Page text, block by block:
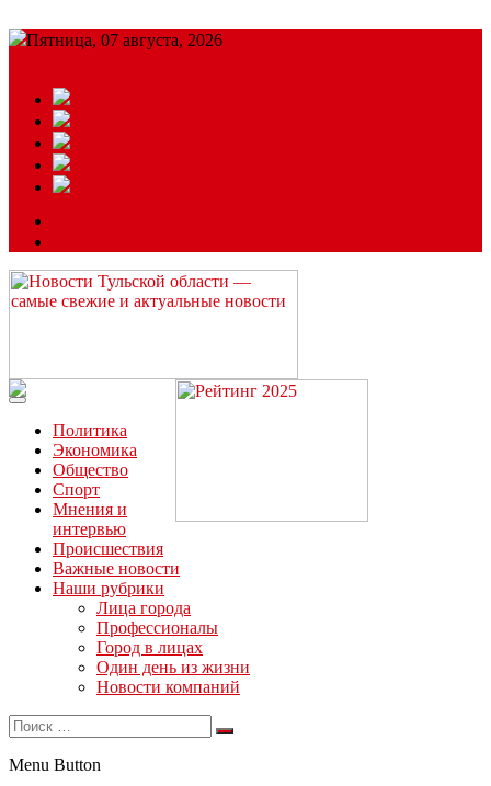
Пятница, 07 августа, 2026
Читайте последние новости дня в Тульской области на сайте
“ЗаНовомосковск”
Политика
Экономика
Общество
Спорт
Мнения и
интервью
Происшествия
Важные новости
Наши рубрики
Лица города
Профессионалы
Город в лицах
Один день из жизни
Новости компаний
Menu Button